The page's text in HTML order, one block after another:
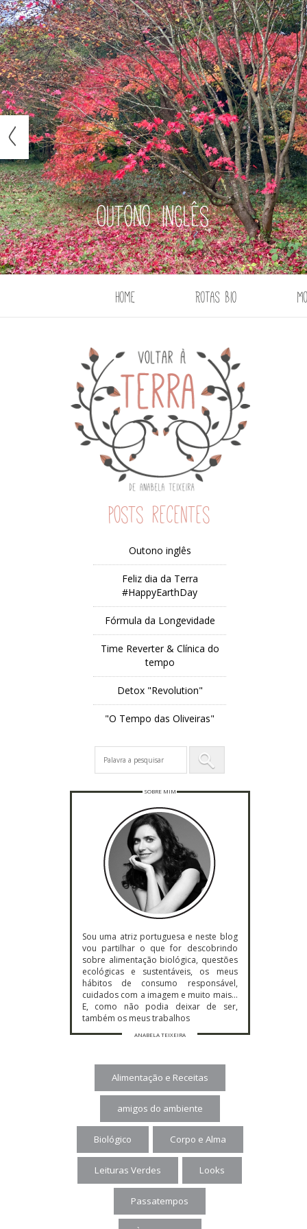
Outono inglês
Home Rotas Bio
Posts recentes
Outono inglês
Feliz dia da Terra
#HappyEarthDay
Fórmula da Longevidade
Time Reverter & Clínica do
tempo
Detox "Revolution"
"O Tempo das Oliveiras"
SOBRE MIM
Sou uma atriz portuguesa e neste blog
vou partilhar o que for descobrindo
sobre alimentação biológica, questões
ecológicas e sustentáveis, os meus
hábitos de consumo responsável,
cuidados com a imagem e muito mais…
E, como não podia deixar de ser,
também os meus trabalhos
ANABELA TEIXEIRA
Alimentação e Receitas
amigos do ambiente
Biológico Corpo e Alma
Leituras Verdes Looks
Passatempos